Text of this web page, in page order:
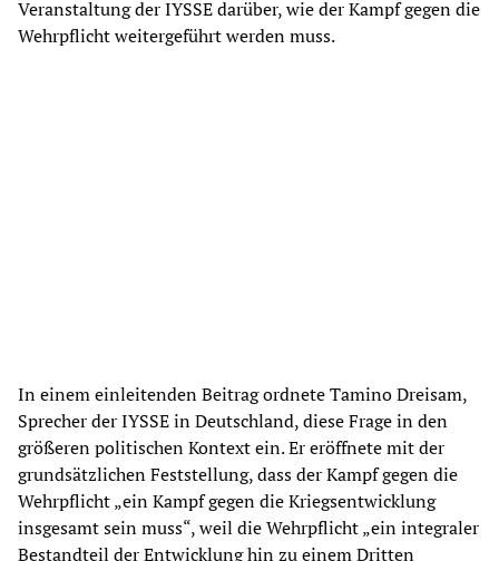
Veranstaltung der IYSSE darüber, wie der Kampf gegen die
Wehrpflicht weitergeführt werden muss.
In einem einleitenden Beitrag ordnete Tamino Dreisam,
Sprecher der IYSSE in Deutschland, diese Frage in den
größeren politischen Kontext ein. Er eröffnete mit der
grundsätzlichen Feststellung, dass der Kampf gegen die
Wehrpflicht „ein Kampf gegen die Kriegsentwicklung
insgesamt sein muss“, weil die Wehrpflicht „ein integraler
Bestandteil der Entwicklung hin zu einem Dritten